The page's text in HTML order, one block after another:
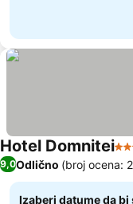
Hotel Domnitei3
9,0Odlično (broj ocena:
Izaberi datume da bi